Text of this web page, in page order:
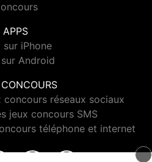
APPS
sur iPhone
Android
concours réseaux sociaux
jeux concours SMS
téléphone et internet